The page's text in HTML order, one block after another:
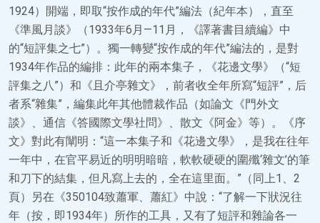
1924）開端，即取“按作成的年代”編法（紀年本），直至
《準風月談》（1933年6月—11月，《譯著書目續編》中
的“短評集之七”）。獨一轉變“按作成的年代”編法的，是對
1934年作品的編排：此年的兩本集子，《花邊文學》（“短
評集之八”）和《且介亭雜文》，前者收全年所寫“短評”，后
者系“雜集”，編集此年其他體裁作品（如論文《門外文
談》、通信《答國際文學社問》、散文《阿金》等）。《序
文》對此有闡明：“這一本集子和《花邊文學》，是我在往年
一年中，在官平易近的明明暗暗，軟軟硬硬的圍殲‘雜文’的筆
和刀下的結集，但凡寫上去的，全在這里面。”（同上1、2
頁）另在《350104致蕭軍、蕭紅》中說：“了解一下狀況往
年（按，即1934年）所作的工具，又有了短評和雜論各一